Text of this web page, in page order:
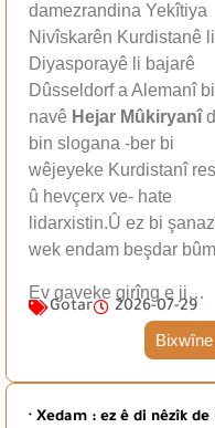
damezrandina Yekîtiya
Nivîskarên Kurdistanê li
Diyasporayê li bajarê
Dûsseldorf a Alemanî bi
navê Hejar Mûkiryanî
bin slogana -ber bi
wêjeyeke Kurdistanî
û hevçerx ve- hate
lidarxistin.Û ez bi
wek endam beşdar
Ev gaveke girîng e ji…
Gotar 2026-07-29
Bixwîne
· Xedam : ez ê di nêzîk